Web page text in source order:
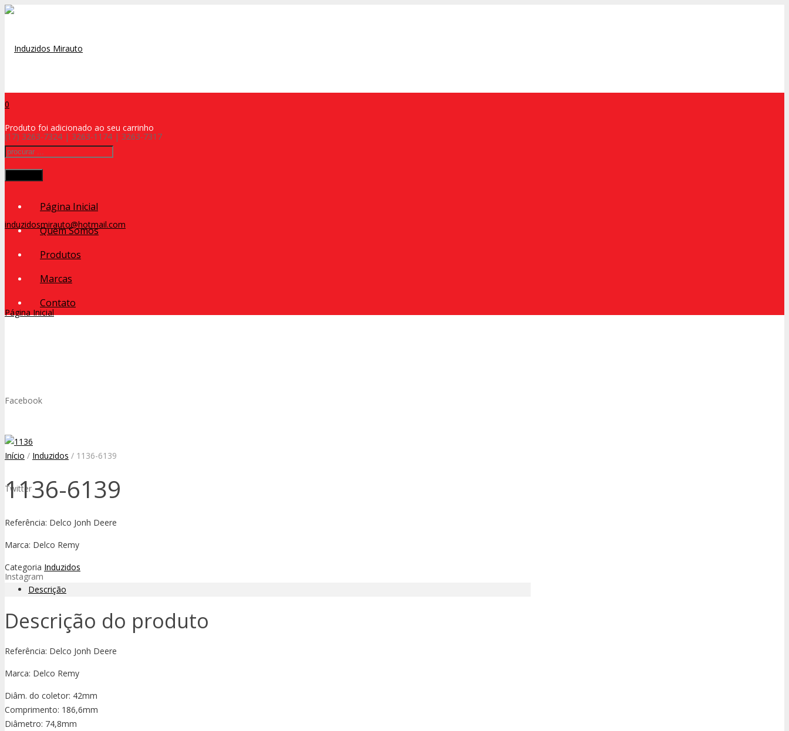
(17) 3263-7324 | 3263-1174 | 3263-7317
induzidosmirauto@hotmail.com
Página Inicial
Facebook
Twitter
Instagram
0
Produto foi adicionado ao seu carrinho
Página Inicial
Quem Somos
Produtos
Marcas
Contato
Início / Induzidos / 1136-6139
1136-6139
Referência: Delco Jonh Deere
Marca: Delco Remy
Categoria Induzidos
Descrição
Descrição do produto
Referência: Delco Jonh Deere
Marca: Delco Remy
Diâm. do coletor: 42mm
Comprimento: 186,6mm
Diâmetro: 74,8mm